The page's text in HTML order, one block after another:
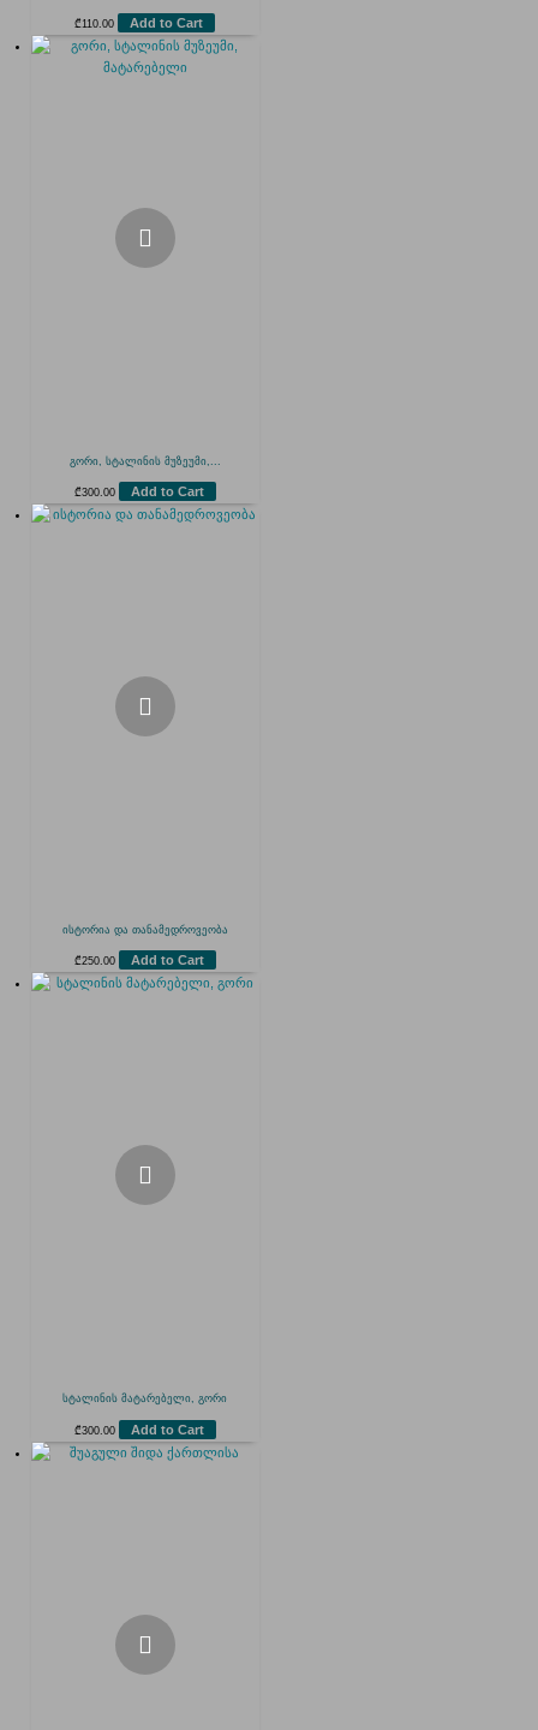
₾110.00 Add to Cart
გორი, სტალინის მუზეუმი,...
₾300.00 Add to Cart
ისტორია და თანამედროვეობა
₾250.00 Add to Cart
სტალინის მატარებელი, გორი
₾300.00 Add to Cart